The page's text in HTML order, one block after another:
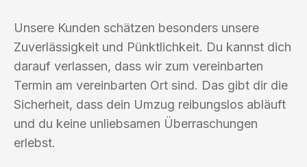
Unsere Kunden schätzen besonders unsere
Zuverlässigkeit und Pünktlichkeit. Du kannst dich
darauf verlassen, dass wir zum vereinbarten
Termin am vereinbarten Ort sind. Das gibt dir die
Sicherheit, dass dein Umzug reibungslos abläuft
und du keine unliebsamen Überraschungen
erlebst.